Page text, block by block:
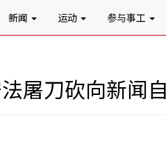
新闻 运动 参与事工
屠刀砍向新闻